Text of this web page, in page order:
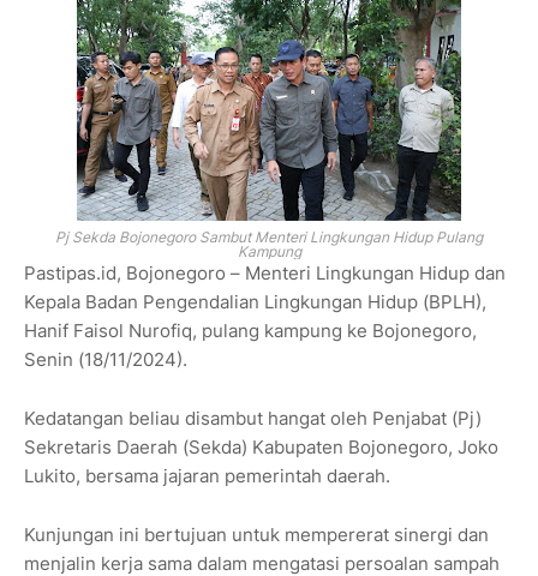
Pj Sekda Bojonegoro Sambut Menteri Lingkungan Hidup Pulang
Kampung
Pastipas.id, Bojonegoro – Menteri Lingkungan Hidup dan
Kepala Badan Pengendalian Lingkungan Hidup (BPLH),
Hanif Faisol Nurofiq, pulang kampung ke Bojonegoro,
Senin (18/11/2024).
Kedatangan beliau disambut hangat oleh Penjabat (Pj)
Sekretaris Daerah (Sekda) Kabupaten Bojonegoro, Joko
Lukito, bersama jajaran pemerintah daerah.
Kunjungan ini bertujuan untuk mempererat sinergi dan
menjalin kerja sama dalam mengatasi persoalan sampah